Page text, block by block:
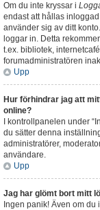
Om du inte kryssar i
endast att hållas
använder sig av ditt
loggar in. Detta
t.ex. bibliotek,
forumadministratören
Upp
Hur förhindrar jag att
online?
I kontrollpanelen under
du sätter denna
administratörer,
användare.
Upp
Jag har glömt bort mitt
Ingen panik! Även om